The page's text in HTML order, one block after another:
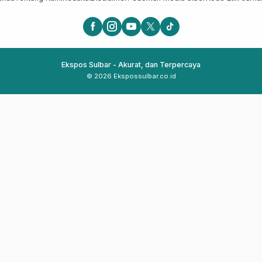
Ekspos Sulbar - Akurat, dan Terpercaya
© 2026 Ekspossulbar.co.id